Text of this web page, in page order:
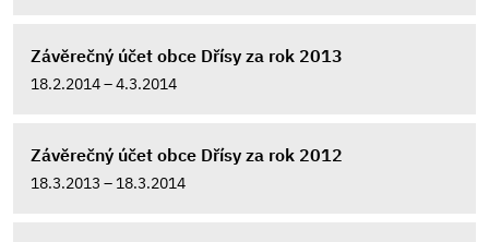
Závěrečný účet obce Dřísy za rok 2013
18.2.2014 – 4.3.2014
Závěrečný účet obce Dřísy za rok 2012
18.3.2013 – 18.3.2014